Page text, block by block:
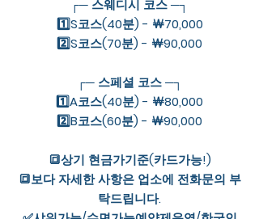
┌─ 스웨디시 코스 ─┐
1️⃣S코스(40분) - ￦70,000
2️⃣S코스(70분) - ￦90,000
┌─ 스페셜 코스 ─┐
1️⃣A코스(40분) - ￦80,000
2️⃣B코스(60분) - ￦90,000
🔳상기 현금가기준(카드가능!)
🔳보다 자세한 사항은 업소에 전화문의 부
탁드립니다.